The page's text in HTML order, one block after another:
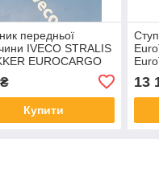
передньої
IVECO STRALIS
EUROCARGO
EUROSTAR
7185250
Купити
13